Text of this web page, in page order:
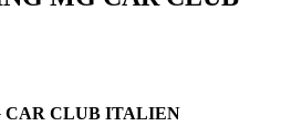
CAR CLUB ITALIEN